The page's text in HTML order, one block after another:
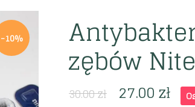
-10%
zębów
30.00zł 27.00zł